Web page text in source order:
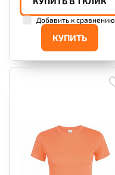
КУПИТЬ
Добавить к сравнению